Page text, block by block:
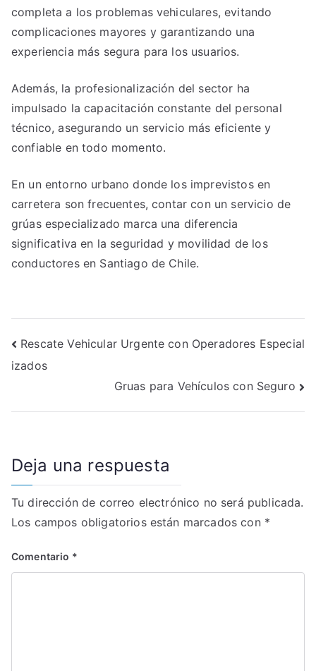
completa a los problemas vehiculares, evitando
complicaciones mayores y garantizando una
experiencia más segura para los usuarios.
Además, la profesionalización del sector ha
impulsado la capacitación constante del personal
técnico, asegurando un servicio más eficiente y
confiable en todo momento.
En un entorno urbano donde los imprevistos en
carretera son frecuentes, contar con un servicio de
grúas especializado marca una diferencia
significativa en la seguridad y movilidad de los
conductores en Santiago de Chile.
Navegación
de
entradas
Rescate Vehicular Urgente con Operadores Especial
izados
Gruas para Vehículos con Seguro
Deja una respuesta
Tu dirección de correo electrónico no será publicada.
Los campos obligatorios están marcados con *
Comentario *